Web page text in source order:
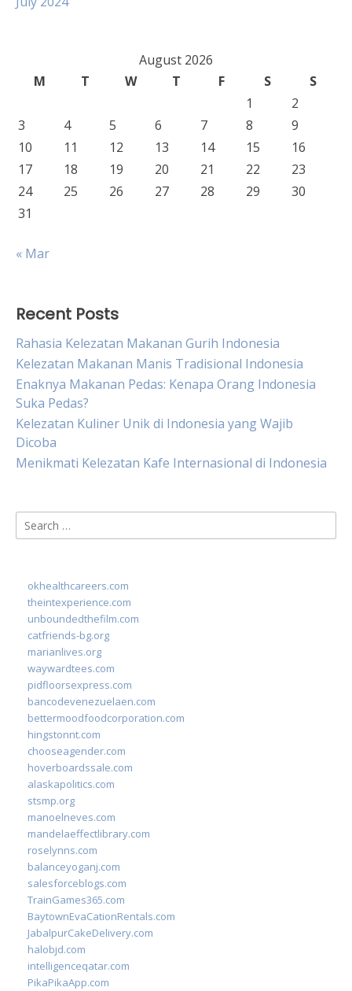
August 2026
M
T W T F S
S
1
2
3
4 5 6 7 8
9
10
11 12 13 14 15
16
17
18 19 20 21 22
23
24
25 26 27 28 29
30
31
« Mar
Recent Posts
Rahasia Kelezatan Makanan Gurih Indonesia
Kelezatan Makanan Manis Tradisional Indonesia
Enaknya Makanan Pedas: Kenapa Orang Indonesia
Suka Pedas?
Kelezatan Kuliner Unik di Indonesia yang Wajib
Dicoba
Menikmati Kelezatan Kafe Internasional di Indonesia
Search
for:
okhealthcareers.com
theintexperience.com
unboundedthefilm.com
catfriends-bg.org
marianlives.org
waywardtees.com
pidfloorsexpress.com
bancodevenezuelaen.com
bettermoodfoodcorporation.com
hingstonnt.com
chooseagender.com
hoverboardssale.com
alaskapolitics.com
stsmp.org
manoelneves.com
mandelaeffectlibrary.com
roselynns.com
balanceyoganj.com
salesforceblogs.com
TrainGames365.com
BaytownEvaCationRentals.com
JabalpurCakeDelivery.com
halobjd.com
intelligenceqatar.com
PikaPikaApp.com